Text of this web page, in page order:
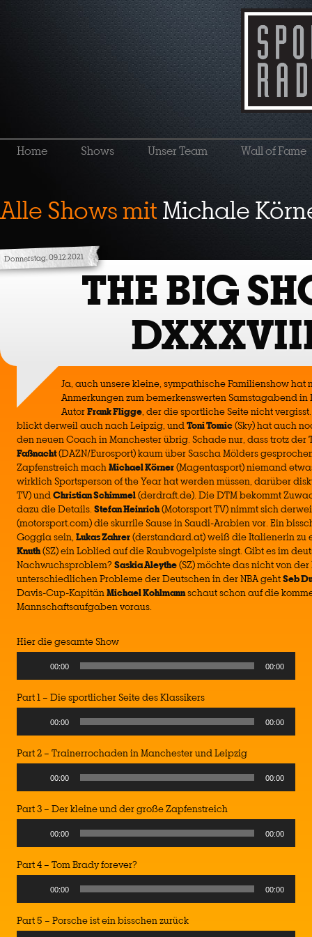
Home Shows Unser Team Wall of Fame
Alle Shows mitMichale
Donnerstag, 09.12.2021
THE BIG
Ja, auch unsere kleine, sympathische Familienshow hat
Anmerkungen zum bemerkenswerten Samstagabend
AutorFrank Fligge, der die sportliche Seite nicht
blickt derweil auch nach Leipzig, undToni Tomic(Sky) hat auch
den neuen Coach in Manchester übrig. Schade nur, dass trotz der
Faßnacht(DAZN/Eurosport) kaum über Sascha Mölders
Zapfenstreich machMichael Körner(Magentasport) niemand
wirklich Sportsperson of the Year hat werden müssen, darüber
TV) undChristian Schimmel(derdraft.de). Die DTM bekommt
dazu die Details.Stefan Heinrich(Motorsport TV) nimmt sich
(motorsport.com) die skurrile Sause in Saudi-Arabien vor. Ein
Goggia sein, Lukas Zahrer(derstandard.at) weiß die Italienerin zu
Knuth(SZ) ein Loblied auf die Raubvogelpiste singt. Gibt es im
Nachwuchsproblem? Saskia Aleythe(SZ) möchte das nicht von
unterschiedlichen Probleme der Deutschen in der NBA gehtSeb
Davis-Cup-KapitänMichael Kohlmannschaut schon auf die
Mannschaftsaufgaben voraus.
Hier die gesamte Show
Player
00:00 00:00
Part 1 – Die sportlicher Seite des Klassikers
Player
00:00 00:00
Part 2 – Trainerrochaden in Manchester und Leipzig
Player
00:00 00:00
Part 3 – Der kleine und der große Zapfenstreich
Player
00:00 00:00
Part 4 – Tom Brady forever?
Player
00:00 00:00
Part 5 – Porsche ist ein bisschen zurück